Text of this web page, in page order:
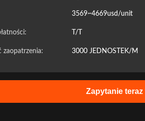
3569~4669usd/unit
T/T
zaopatrzenia: 3000 JEDNOSTEK/M
Zapytanie teraz